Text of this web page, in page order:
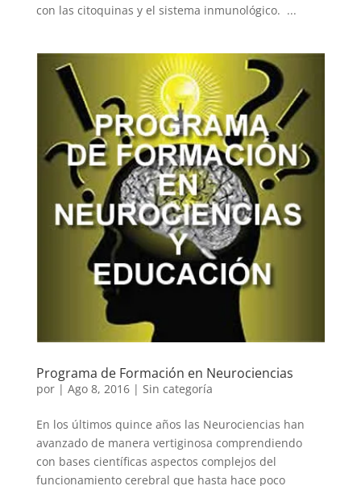
con las citoquinas y el sistema inmunológico. ...
Programa de Formación en Neurociencias
por | Ago 8, 2016| Sin categoría
En los últimos quince años las Neurociencias han
avanzado de manera vertiginosa comprendiendo
con bases científicas aspectos complejos del
funcionamiento cerebral que hasta hace poco